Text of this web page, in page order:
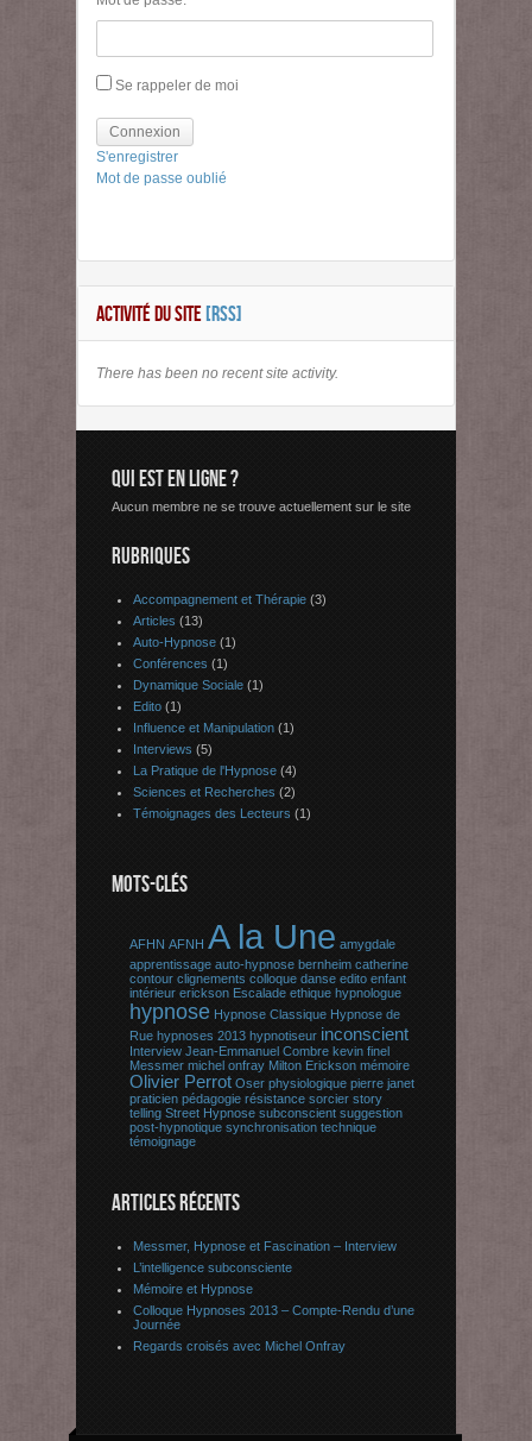
Se rappeler de moi
Connexion
S'enregistrer
Mot de passe oublié
ACTIVITÉ DU SITE [RSS]
There has been no recent site activity.
QUI EST EN LIGNE ?
Aucun membre ne se trouve actuellement sur le site
RUBRIQUES
Accompagnement et Thérapie (3)
Articles (13)
Auto-Hypnose (1)
Conférences (1)
Dynamique Sociale (1)
Edito (1)
Influence et Manipulation (1)
Interviews (5)
La Pratique de l'Hypnose (4)
Sciences et Recherches (2)
Témoignages des Lecteurs (1)
MOTS-CLÉS
AFHN AFNH A la Une amygdale
apprentissage auto-hypnose bernheim catherine
contour clignements colloque danse edito enfant
intérieur erickson Escalade ethique hypnologue
hypnose Hypnose Classique Hypnose de
Rue hypnoses 2013 hypnotiseur inconscient
Interview Jean-Emmanuel Combre kevin finel
Messmer michel onfray Milton Erickson mémoire
Olivier Perrot Oser physiologique pierre janet
praticien pédagogie résistance sorcier story
telling Street Hypnose subconscient suggestion
post-hypnotique synchronisation technique
témoignage
ARTICLES RÉCENTS
Messmer, Hypnose et Fascination – Interview
L’intelligence subconsciente
Mémoire et Hypnose
Colloque Hypnoses 2013 – Compte-Rendu d’une
Journée
Regards croisés avec Michel Onfray